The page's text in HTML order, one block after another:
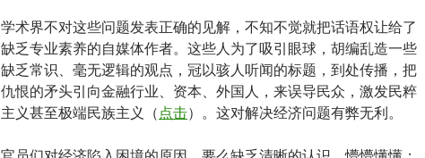
学术界不对这些问题发表正确的见解，不知不觉就把话语权让给了
缺乏专业素养的自媒体作者。这些人为了吸引眼球，胡编乱造一些
缺乏常识、毫无逻辑的观点，冠以骇人听闻的标题，到处传播，把
仇恨的矛头引向金融行业、资本、外国人，来误导民众，激发民粹
主义甚至极端民族主义（ 点击）。这对解决经济问题有弊无利。